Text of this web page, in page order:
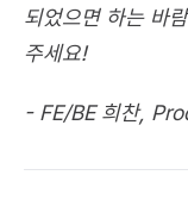
되었으면 하는 바
주세요!
- FE/BE 희찬,